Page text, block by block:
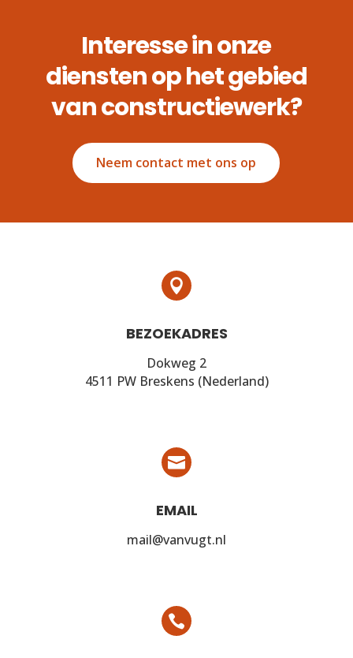
Interesse in onze
diensten op het gebied
van constructiewerk?
Neem contact met ons op

BEZOEKADRES
Dokweg 2
4511 PW Breskens (Nederland)

EMAIL
mail@vanvugt.nl
